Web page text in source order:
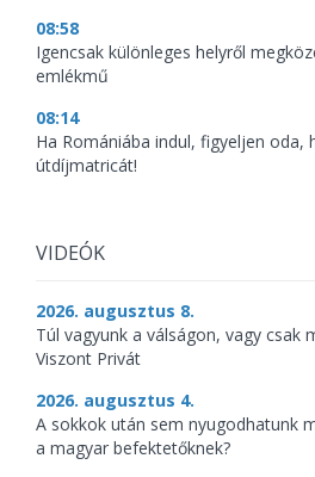
08:58
Igencsak különleges helyről
emlékmű
08:14
Ha Romániába indul, figyeljen oda,
útdíjmatricát!
VIDEÓK
2026. augusztus 8.
Túl vagyunk a válságon, vagy csak
Viszont Privát
2026. augusztus 4.
A sokkok után sem nyugodhatunk
a magyar befektetőknek?